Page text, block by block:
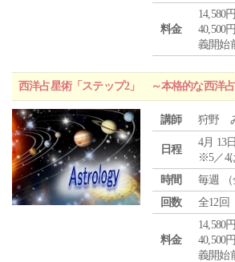
料金
14,580
40,500
義開始
西洋占星術「ステップ2」 ～本格的な西洋
講師 狩野
日程
4月 13
※5／4
時間
毎週 （
回数
全12回
料金
14,580
40,500
義開始